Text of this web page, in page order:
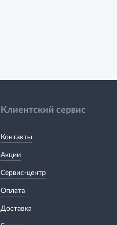
Клиентский сервис
Контакты
Акции
Сервис-центр
Оплата
Доставка